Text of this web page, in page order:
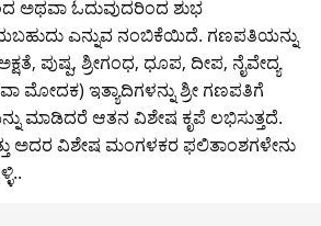
k
ಅಥವಾ ಓದುವುದರಿಂದ ಶುಭ
ಎನ್ನುವ ನಂಬಿಕೆಯಿದೆ. ಗಣಪತಿಯನ್ನು
ಪುಷ್ಪ, ಶ್ರೀಗಂಧ, ಧೂಪ, ದೀಪ, ನೈವೇದ್ಯ
ಮೋದಕ) ಇತ್ಯಾದಿಗಳನ್ನು ಶ್ರೀ ಗಣಪತಿಗೆ
ಮಾಡಿದರೆ ಆತನ ವಿಶೇಷ ಕೃಪೆ ಲಭಿಸುತ್ತದೆ.
ಅದರ ವಿಶೇಷ ಮಂಗಳಕರ ಫಲಿತಾಂಶಗಳೇನು